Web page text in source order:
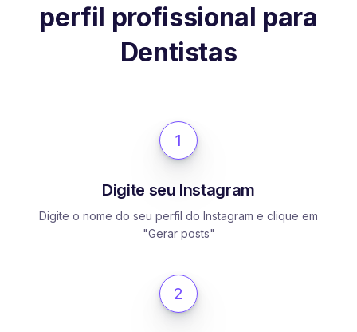
perfil profissional para
Dentistas
1
Digite seu Instagram
Digite o nome do seu perfil do Instagram e clique em
"Gerar posts"
2